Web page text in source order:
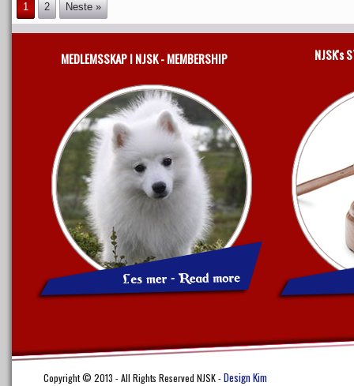
1 2 Neste »
MEDLEMSSKAP I NJSK - MEMBERSHIP NJSK's
Copyright © 2013 - All Rights Reserved NJSK -Design Kim